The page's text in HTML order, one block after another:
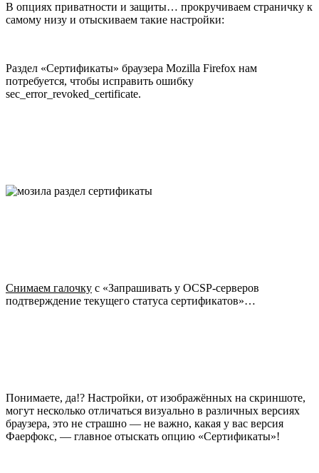
В опциях приватности и защиты… прокручиваем страничку к
самому низу и отыскиваем такие настройки:
Раздел «Сертификаты» браузера Mozilla Firefox нам
потребуется, чтобы исправить ошибку
sec_error_revoked_certificate.
Снимаем галочку с «Запрашивать у OCSP-серверов
подтверждение текущего статуса сертификатов»…
Понимаете, да!? Настройки, от изображённых на скриншоте,
могут несколько отличаться визуально в различных версиях
браузера, это не страшно — не важно, какая у вас версия
Фаерфокс, — главное отыскать опцию «Сертификаты»!